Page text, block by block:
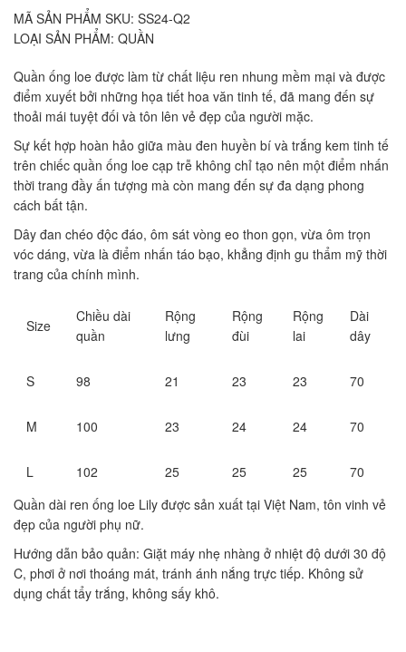
MÃ SẢN PHẨM SKU: SS24-Q2
LOẠI SẢN PHẨM: QUẦN
Quần ống loe được làm từ chất liệu ren nhung mềm mại và được
điểm xuyết bởi những họa tiết hoa văn tinh tế, đã mang đến sự
thoải mái tuyệt đối và tôn lên vẻ đẹp của người mặc.
Sự kết hợp hoàn hảo giữa màu đen huyền bí và trắng kem tinh tế
trên chiếc quần ống loe cạp trễ không chỉ tạo nên một điểm nhấn
thời trang đầy ấn tượng mà còn mang đến sự đa dạng phong
cách bất tận.
Dây đan chéo độc đáo, ôm sát vòng eo thon gọn, vừa ôm trọn
vóc dáng, vừa là điểm nhấn táo bạo, khẳng định gu thẩm mỹ thời
trang của chính mình.
Size
Chiều dài
quần
Rộng
lưng
Rộng
đùi
Rộng
lai
Dài
dây
S 98 21 23 23 70
M 100 23 24 24 70
L 102 25 25 25
70
Quần dài ren ống loe Lily được sản xuất tại Việt Nam, tôn vinh vẻ
đẹp của người phụ nữ.
Hướng dẫn bảo quản: Giặt máy nhẹ nhàng ở nhiệt độ dưới 30 độ
C, phơi ở nơi thoáng mát, tránh ánh nắng trực tiếp. Không sử
dụng chất tẩy trắng, không sấy khô.